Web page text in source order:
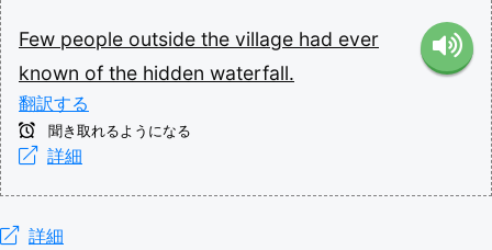
Few people outside the village had ever
known of the hidden waterfall.
翻訳する
聞き取れるようになる
詳細
詳細